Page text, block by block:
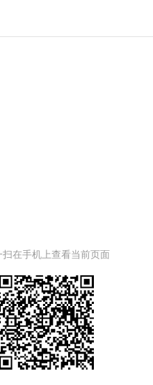
扫在手机上查看当前页面